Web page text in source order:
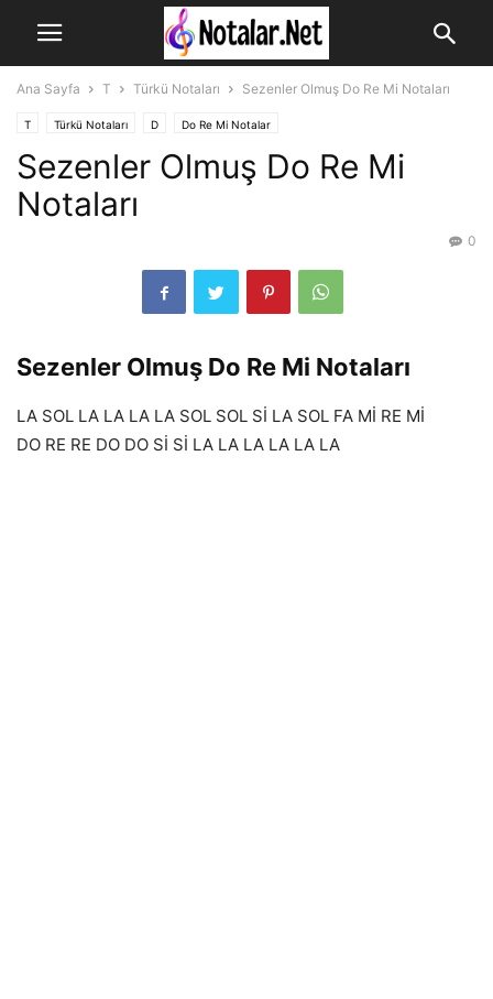
Ana Sayfa T Türkü Notaları Sezenler Olmuş Do Re Mi Notaları
T Türkü Notaları D Do Re Mi Notalar
Sezenler Olmuş Do Re Mi
Notaları
0
Sezenler Olmuş Do Re Mi Notaları
LA SOL LA LA LA LA SOL SOL Sİ LA SOL FA Mİ RE Mİ
DO RE RE DO DO Sİ Sİ LA LA LA LA LA LA